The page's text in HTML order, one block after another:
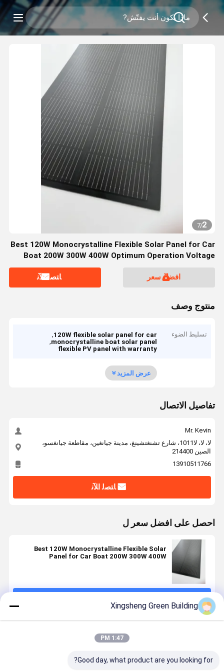
2
/
7
Best 120W Monocrystalline Flexible Solar Panel for Car
Boat 200W 300W 400W Optimum Operation Voltage
افضل سعر
ﺎﺘﺼﻟ ﺍﻶﻧ
منتوج وصف
تسليط الضوء 120W flexible solar panel for car
,
monocrystalline boat solar panel
,
flexible PV panel with warranty
عرض المزيد
تفاصيل الاتصال
Mr. Kevin
لا، لا، لا1011، شارع تشنغتشينغ، مدينة جيانغين، مقاطعة جيانغسو،
الصين 214400
13910511766
ﺎﺘﺼﻟ ﺍﻶﻧ
احصل على افضل سعر ل
Best 120W Monocrystalline Flexible Solar
Panel for Car Boat 200W 300W 400W
Xingsheng Green Building
1:47 PM
Good day, what product are you looking for?